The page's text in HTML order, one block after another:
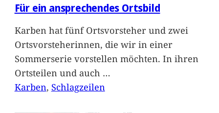
Für ein ansprechendes Ortsbild
Karben hat fünf Ortsvorsteher und zwei
Ortsvorsteherinnen, die wir in einer
Sommerserie vorstellen möchten. In ihren
Ortsteilen und auch …
Karben, Schlagzeilen